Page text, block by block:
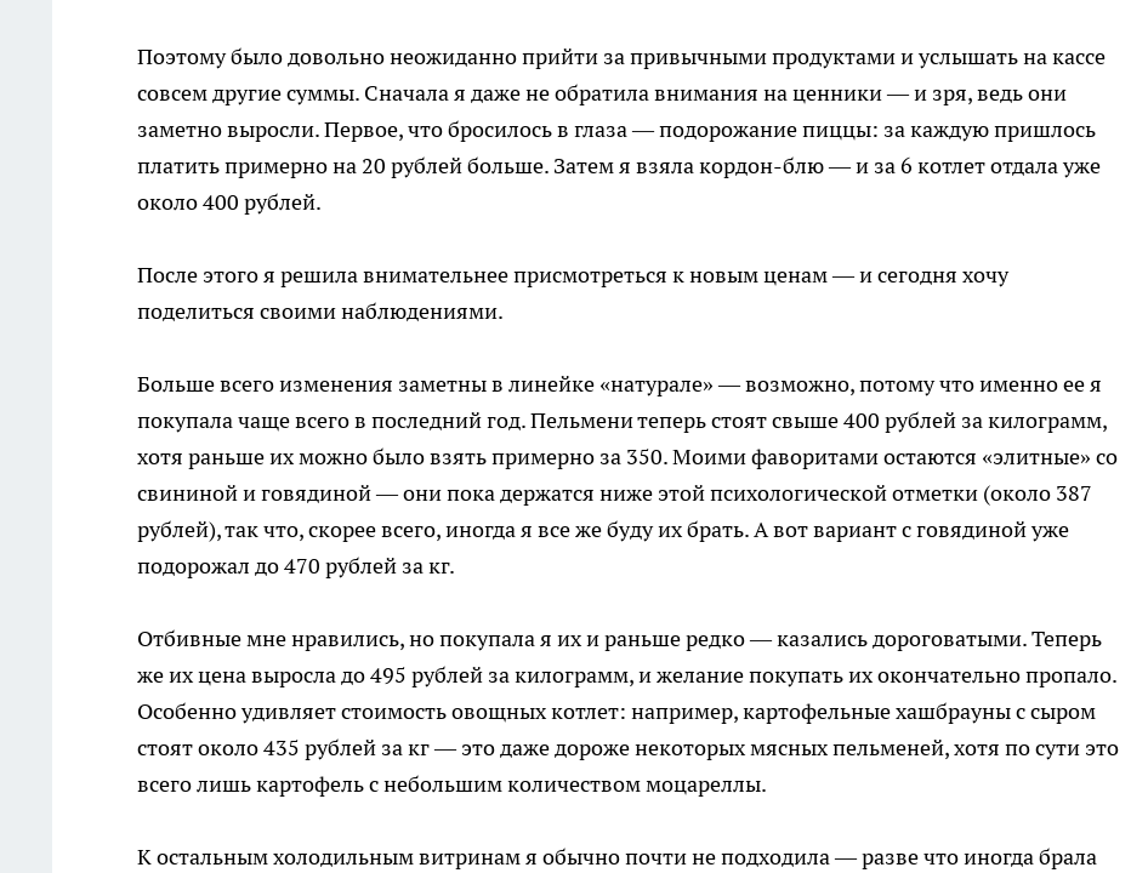
Поэтому было довольно неожиданно прийти за привычными продуктами и услышать на кассе
совсем другие суммы. Сначала я даже не обратила внимания на ценники — и зря, ведь они
заметно выросли. Первое, что бросилось в глаза — подорожание пиццы: за каждую пришлось
платить примерно на 20 рублей больше. Затем я взяла кордон-блю — и за 6 котлет отдала уже
около 400 рублей.
После этого я решила внимательнее присмотреться к новым ценам — и сегодня хочу
поделиться своими наблюдениями.
Больше всего изменения заметны в линейке «натурале» — возможно, потому что именно ее я
покупала чаще всего в последний год. Пельмени теперь стоят свыше 400 рублей за килограмм,
хотя раньше их можно было взять примерно за 350. Моими фаворитами остаются «элитные» со
свининой и говядиной — они пока держатся ниже этой психологической отметки (около 387
рублей), так что, скорее всего, иногда я все же буду их брать. А вот вариант с говядиной уже
подорожал до 470 рублей за кг.
Отбивные мне нравились, но покупала я их и раньше редко — казались дороговатыми. Теперь
же их цена выросла до 495 рублей за килограмм, и желание покупать их окончательно пропало.
Особенно удивляет стоимость овощных котлет: например, картофельные хашбрауны с сыром
стоят около 435 рублей за кг — это даже дороже некоторых мясных пельменей, хотя по сути это
всего лишь картофель с небольшим количеством моцареллы.
К остальным холодильным витринам я обычно почти не подходила — разве что иногда брала